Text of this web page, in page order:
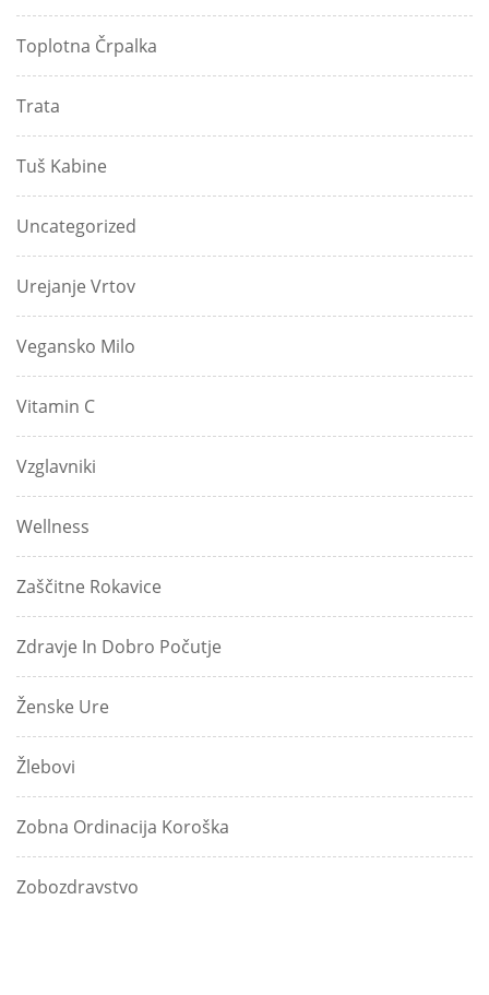
Toplotna Črpalka
Trata
Tuš Kabine
Uncategorized
Urejanje Vrtov
Vegansko Milo
Vitamin C
Vzglavniki
Wellness
Zaščitne Rokavice
Zdravje In Dobro Počutje
Ženske Ure
Žlebovi
Zobna Ordinacija Koroška
Zobozdravstvo